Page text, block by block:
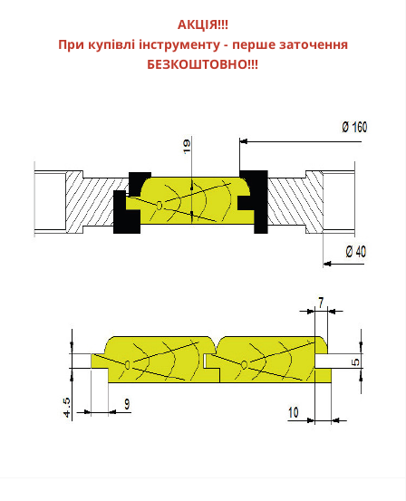
АКЦІЯ!!!
При купівлі інструменту - перше заточення
БЕЗКОШТОВНО!!!